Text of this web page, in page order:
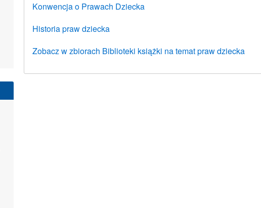
Konwencja o Prawach Dziecka
Historia praw dziecka
Zobacz w zbiorach Biblioteki książki na temat praw dziecka